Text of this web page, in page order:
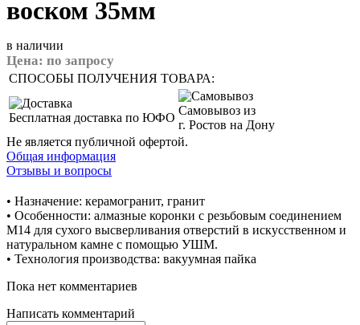
воском 35мм
в наличии
Цена: по запросу
СПОСОБЫ ПОЛУЧЕНИЯ ТОВАРА:
Бесплатная доставка по ЮФО
Самовывоз из
г. Ростов на Дону
Не является публичной офертой.
Общая информация
Отзывы и вопросы
• Назначение: керамогранит, гранит
• Особенности: алмазные коронки с резьбовым соединением
М14 для сухого высверливания отверстий в искусственном и
натуральном камне с помощью УШМ.
• Технология производства: вакуумная пайка
Пока нет комментариев
Написать комментарий